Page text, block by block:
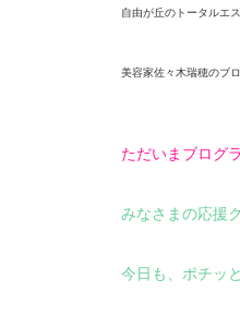
自由が丘のトータルエス
美容家佐々木瑞穂のブ
ただいまブログ
みなさまの応援
今日も、ポチッ